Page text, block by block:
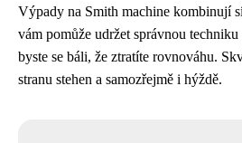
Výpady na Smith machine kombinují
vám pomůže udržet správnou
byste se báli, že ztratíte rovnováhu.
stranu stehen a samozřejmě i hýždě.